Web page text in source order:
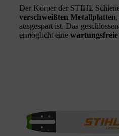
Der Körper der STIHL
verschweißten Metallplatten
ausgespart ist. Das
ermöglicht eine